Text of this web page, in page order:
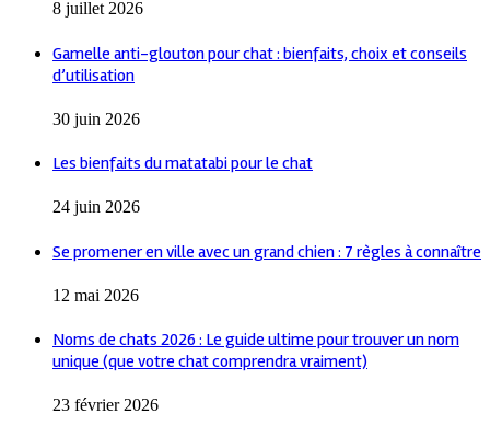
8 juillet 2026
Gamelle anti-glouton pour chat : bienfaits, choix et conseils
d’utilisation
30 juin 2026
Les bienfaits du matatabi pour le chat
24 juin 2026
Se promener en ville avec un grand chien : 7 règles à connaître
12 mai 2026
Noms de chats 2026 : Le guide ultime pour trouver un nom
unique (que votre chat comprendra vraiment)
23 février 2026